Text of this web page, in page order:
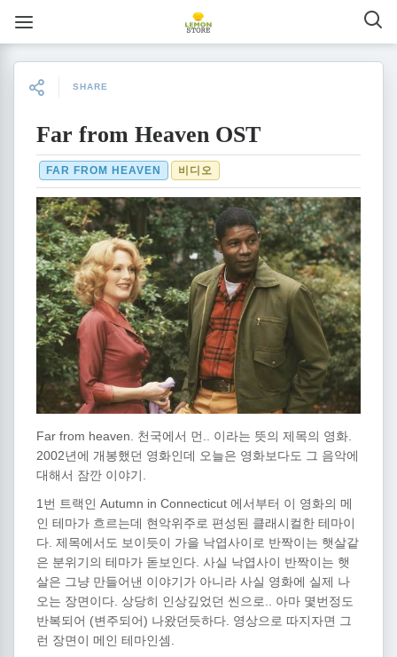
SHARE
Far from Heaven OST
FAR FROM HEAVEN 비디오
Far from heaven. 천국에서 먼.. 이라는 뜻의 제목의 영화.
2002년에 개봉했던 영화인데 오늘은 영화보다도 그 음악에
대해서 잠깐 이야기.
1번 트랙인 Autumn in Connecticut 에서부터 이 영화의 메
인 테마가 흐르는데 현악위주로 편성된 클래시컬한 테마이
다. 제목에서도 보이듯이 가을 낙엽사이로 반짝이는 햇살같
은 분위기의 테마가 돋보인다. 사실 낙엽사이 반짝이는 햇
살은 그냥 만들어낸 이야기가 아니라 사실 영화에 실제 나
오는 장면이다. 상당히 인상깊었던 씬으로.. 아마 몇번정도
반복되어 (변주되어) 나왔던듯하다. 영상으로 따지자면 그
런 장면이 메인 테마인셈.